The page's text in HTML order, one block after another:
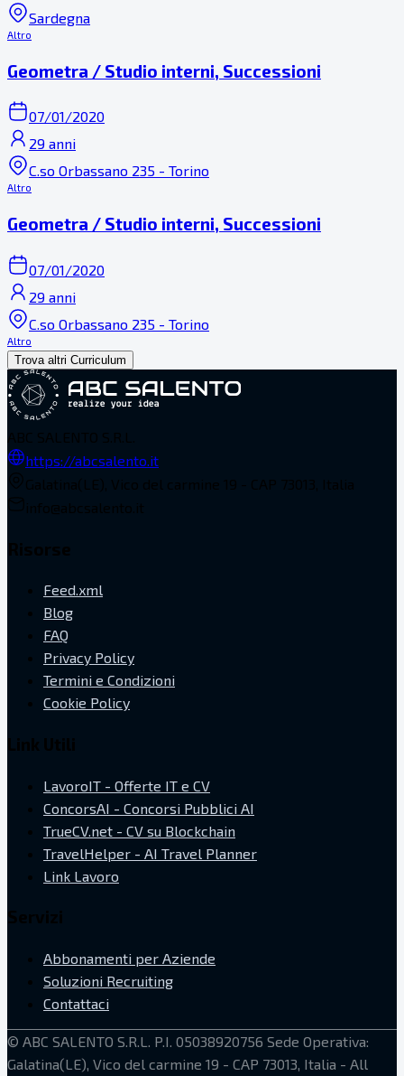
Sardegna
Altro
Geometra / Studio interni, Successioni
07/01/2020
29 anni
C.so Orbassano 235 - Torino
Altro
Geometra / Studio interni, Successioni
07/01/2020
29 anni
C.so Orbassano 235 - Torino
Altro
Trova altri Curriculum
https://abcsalento.it
Feed.xml
Blog
FAQ
Privacy Policy
Termini e Condizioni
Cookie Policy
LavoroIT - Offerte IT e CV
ConcorsAI - Concorsi Pubblici AI
TrueCV.net - CV su Blockchain
TravelHelper - AI Travel Planner
Link Lavoro
Abbonamenti per Aziende
Soluzioni Recruiting
Contattaci
© ABC SALENTO S.R.L. P.I. 05038920756 Sede Operativa:
Galatina(LE), Vico del carmine 19 - CAP 73013, Italia - All